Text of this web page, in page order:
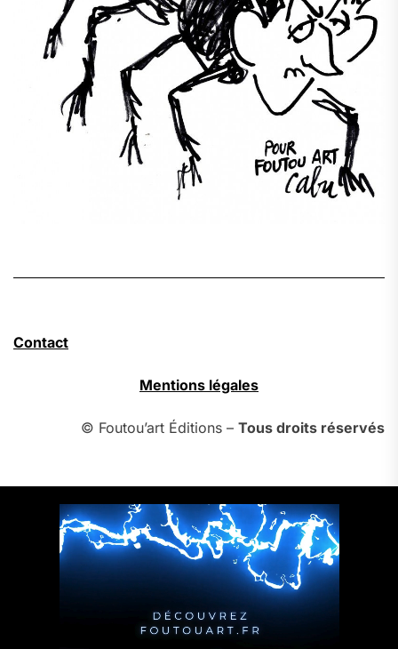
Contact
Mentions légales
© Foutou’art Éditions – Tous droits réservés